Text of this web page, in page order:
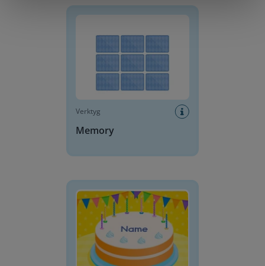
Verktyg
Memory